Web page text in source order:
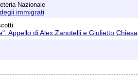
Nazionale
immigrati
Appello di Alex Zanotelli e Giulietto Chiesa